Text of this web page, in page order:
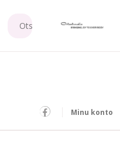
Minu konto